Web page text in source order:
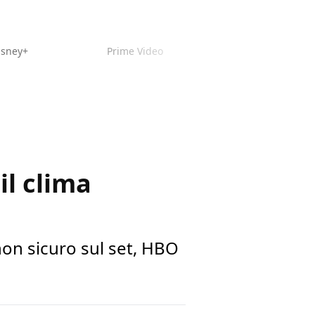
Prime Video
clima
sicuro sul set, HBO